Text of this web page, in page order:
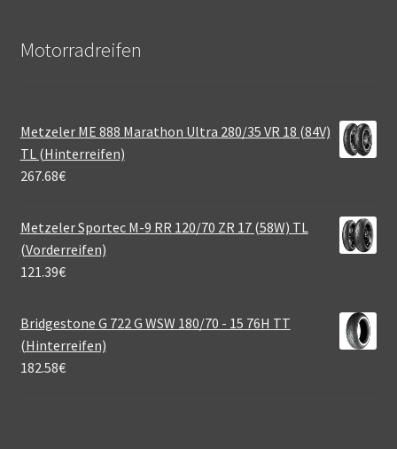
Motorradreifen
Metzeler ME 888 Marathon Ultra 280/35 VR 18 (84V)
TL (Hinterreifen)
267.68€
Metzeler Sportec M-9 RR 120/70 ZR 17 (58W) TL
(Vorderreifen)
121.39€
Bridgestone G 722 G WSW 180/70 - 15 76H TT
(Hinterreifen)
182.58€